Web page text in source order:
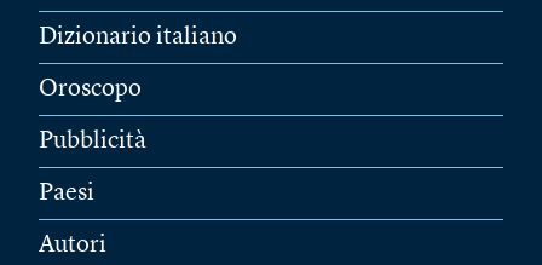
Dizionario italiano
Oroscopo
Pubblicità
Paesi
Autori